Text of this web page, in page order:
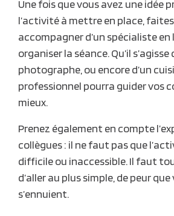
Une fois que vous avez une idée
l’activité à mettre en place,
accompagner d’un spécialiste
organiser la séance. Qu’il s’agisse
photographe, ou encore d’un
professionnel pourra guider vos
mieux.
Prenez également en compte
collègues : il ne faut pas que
difficile ou inaccessible. Il faut
d’aller au plus simple, de peur
s’ennuient.